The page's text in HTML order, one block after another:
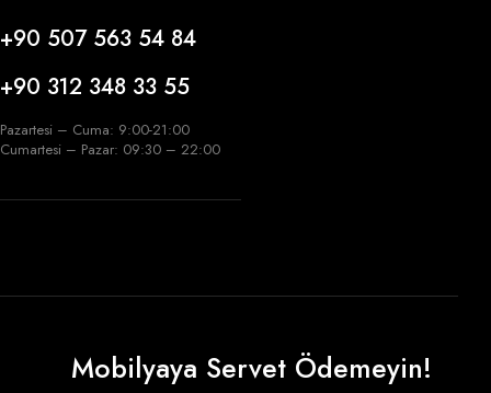
+90 507 563 54 84
+90 312 348 33 55
Pazartesi – Cuma: 9:00-21:00
Cumartesi – Pazar: 09:30 – 22:00
Mobilyaya Servet Ödemeyin!